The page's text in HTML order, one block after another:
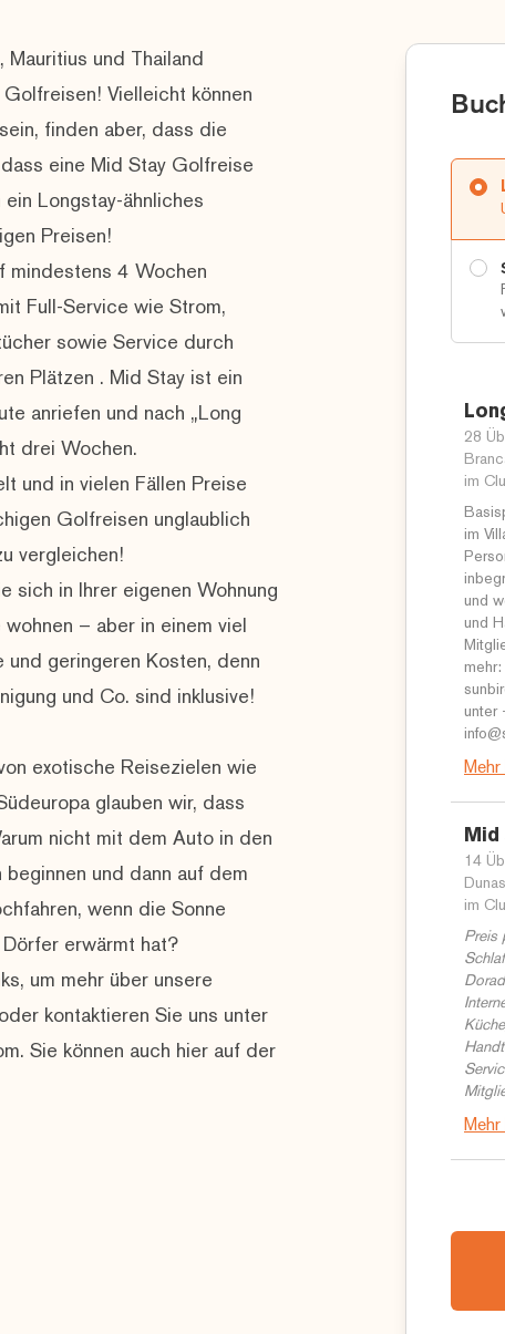
und Thailand
Vielleicht können
finden aber, dass die
eine Mid Stay Golfreise
Longstay-ähnliches
Preisen!
mindestens 4 Wochen
Full-Service wie Strom,
sowie Service durch
Plätzen . Mid Stay ist ein
anriefen und nach „Long
drei Wochen.
und in vielen Fällen Preise
Golfreisen unglaublich
vergleichen!
sich in Ihrer eigenen Wohnung
– aber in einem viel
und geringeren Kosten, denn
und Co. sind inklusive!
exotische Reisezielen wie
glauben wir, dass
nicht mit dem Auto in den
und dann auf dem
wenn die Sonne
erwärmt hat?
um mehr über unsere
kontaktieren Sie uns unter
Sie können auch hier auf der
28
im
im
und
und
unter
Mehr
Mid
14
im
Preis
Mehr